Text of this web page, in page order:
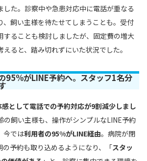
した。診察中や急患対応中に電話が重なる
、飼い主様を待たせてしまうことも。受付
することも検討しましたが、固定費の増大
ると、踏み切れずにいた状況でした。
95%がLINE予約へ。スタッフ1名分
感として電話での予約対応が9割減少しまし
の飼い主様も、操作がシンプルなLINE予約
今では利用者の95%がLINE経由。病院が閉
の予約も取り込めるようになり、「スタッ